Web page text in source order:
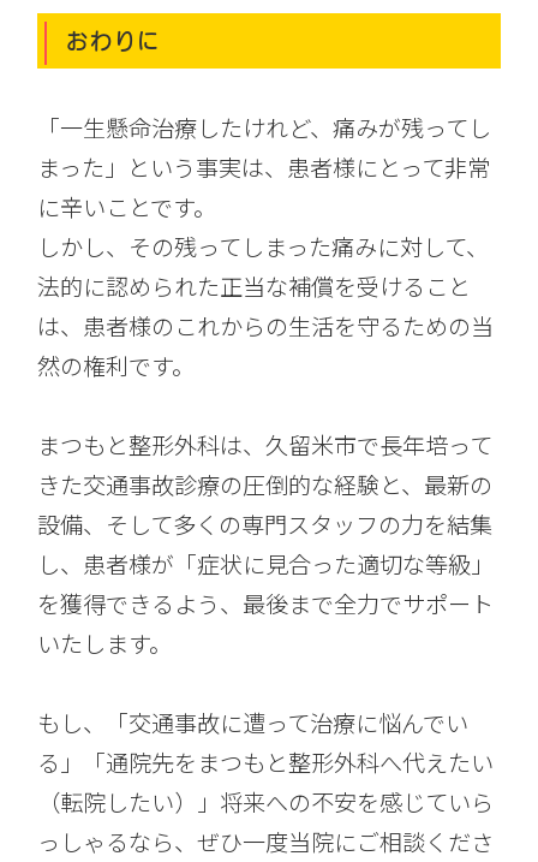
おわりに
「一生懸命治療したけれど、痛みが残ってし
まった」という事実は、患者様にとって非常
に辛いことです。
しかし、その残ってしまった痛みに対して、
法的に認められた正当な補償を受けること
は、患者様のこれからの生活を守るための当
然の権利です。
まつもと整形外科は、久留米市で長年培って
きた交通事故診療の圧倒的な経験と、最新の
設備、そして多くの専門スタッフの力を結集
し、患者様が「症状に見合った適切な等級」
を獲得できるよう、最後まで全力でサポート
いたします。
もし、「交通事故に遭って治療に悩んでい
る」「通院先をまつもと整形外科へ代えたい
（転院したい）」将来への不安を感じていら
っしゃるなら、ぜひ一度当院にご相談くださ